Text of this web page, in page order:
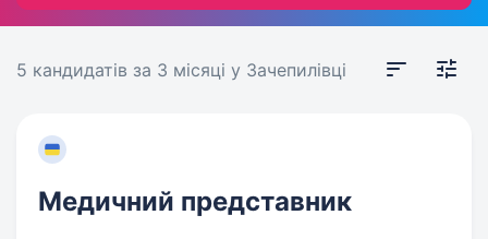
5 кандидатів за 3 місяці у Зачепилівці
Медичний представник